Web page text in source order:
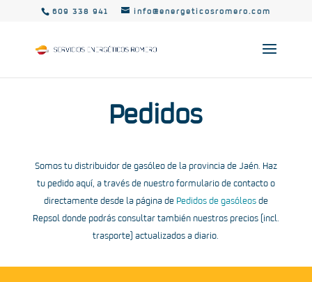
609 338 941 info@energeticosromero.com
Pedidos
Somos tu distribuidor de gasóleo de la provincia de Jaén. Haz
tu pedido aquí, a través de nuestro formulario de contacto o
directamente desde la página dePedidos de gasóleosde
Repsol donde podrás consultar también nuestros precios (incl.
trasporte) actualizados a diario.